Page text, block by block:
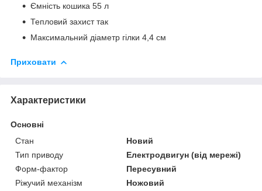
Ємність кошика 55 л
Тепловий захист так
Максимальний діаметр гілки 4,4 см
Приховати
Характеристики
Основні
Стан
Новий
Тип приводу
Електродвигун (від мережі)
Форм-фактор
Пересувний
Ріжучий механізм
Ножовий